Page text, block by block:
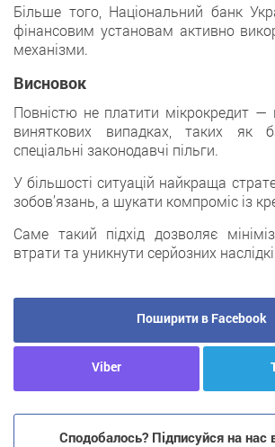
Більше того, Національний банк
фінансовим установам активно
механізми.
Висновок
Повністю не платити мікрокредит
виняткових випадках, таких як
спеціальні законодавчі пільги.
У більшості ситуацій найкраща
зобов’язань, а шукати компроміс із
Саме такий підхід дозволяє
втрати та уникнути серйозних
Поширити в Facebook
Viber
Сподобалось? Підписуйся на нас